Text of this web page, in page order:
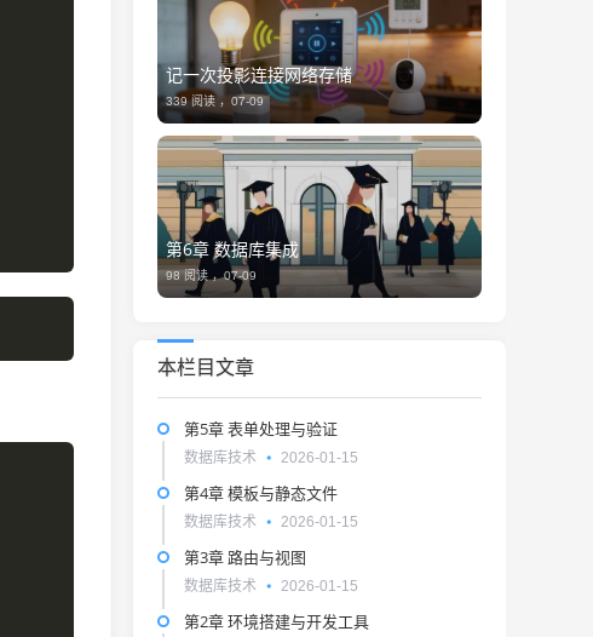
记一次投影连接网络存储
339 阅读 ，07-09
第6章 数据库集成
98 阅读 ，07-09
本栏目文章
第5章 表单处理与验证
数据库技术 2026-01-15
第4章 模板与静态文件
数据库技术 2026-01-15
第3章 路由与视图
数据库技术 2026-01-15
第2章 环境搭建与开发工具